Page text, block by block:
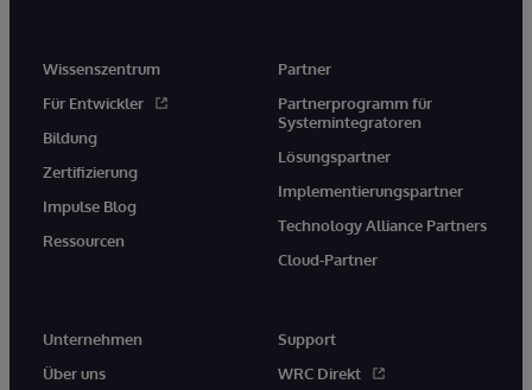
Wissenszentrum
Für Entwickler
Bildung
Zertifizierung
Impulse Blog
Ressourcen
Partner
Partnerprogramm für
Systemintegratoren
Lösungspartner
Implementierungspartner
Technology Alliance Partners
Cloud-Partner
Unternehmen
Über uns
Support
WRC Direkt